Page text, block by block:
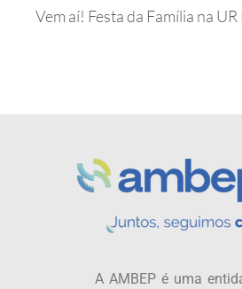
Vem aí! Festa da Família na
A AMBEP é uma